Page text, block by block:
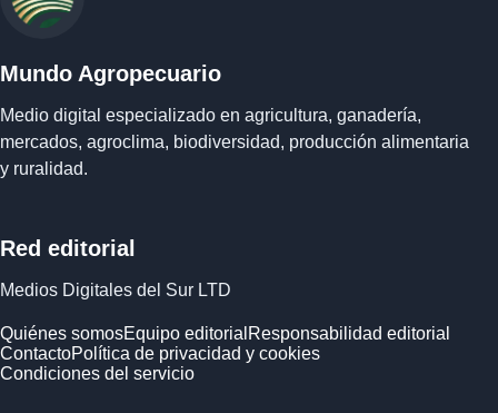
Mundo Agropecuario
Medio digital especializado en agricultura, ganadería,
mercados, agroclima, biodiversidad, producción alimentaria
y ruralidad.
Red editorial
Medios Digitales del Sur LTD
Quiénes somosEquipo editorial Responsabilidad editorial
ContactoPolítica de privacidad y cookies
Condiciones del servicio